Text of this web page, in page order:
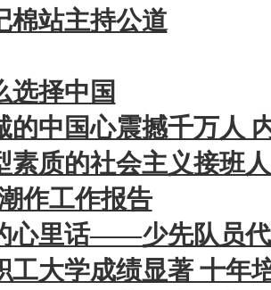
棉站主持公道
选择中国
的中国心震撼千万人
素质的社会主义接班
作工作报告
心里话——少先队员
工大学成绩显著 十